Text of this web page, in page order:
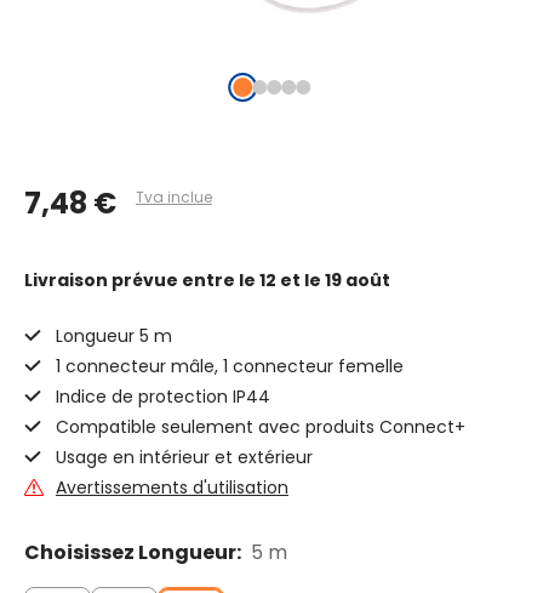
7,48 € Tva inclue
Livraison prévue entre le 12 et le 19 août
Longueur 5 m
1 connecteur mâle, 1 connecteur femelle
Indice de protection IP44
Compatible seulement avec produits Connect+
Usage en intérieur et extérieur
Avertissements d'utilisation
Choisissez Longueur: 5 m